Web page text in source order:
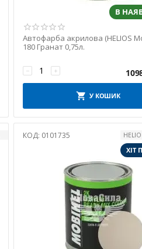
В
Автофарба акрилова (HELIOS
180 Гранат 0,75л.
+
−
У КОШИК
КОД: 0101735
ХІТ